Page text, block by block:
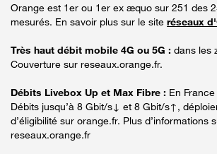
Orange est 1er ou 1er ex æquo sur 251 des
mesurés. En savoir plus sur le site réseaux
Très haut débit mobile 4G ou 5G : dans les
Couverture sur reseaux.orange.fr.
Débits Livebox Up et Max Fibre : En
Débits jusqu’à 8 Gbit/s↓ et 8 Gbit/s↑,
d’éligibilité sur orange.fr. Plus d’informations
reseaux.orange.fr